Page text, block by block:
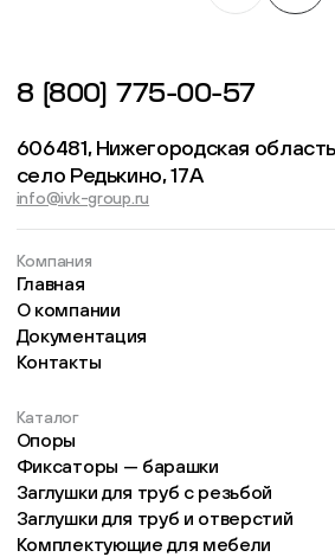
8 (800) 775-00-57
606481, Нижегородская
село Редькино, 17А
info@ivk-group.ru
Компания
Главная
О компании
Документация
Контакты
Каталог
Опоры
Фиксаторы — барашки
Заглушки для труб с резьбой
Заглушки для труб и отверстий
Комплектующие для мебели